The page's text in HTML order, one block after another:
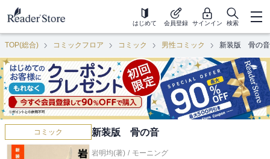
はじめて 会員登録 サインイン 検索
TOP(総合) コミックフロア コミック 男性コミック 新装版 骨の音
コミック 新装版 骨の音
岩明均(著) / モーニング